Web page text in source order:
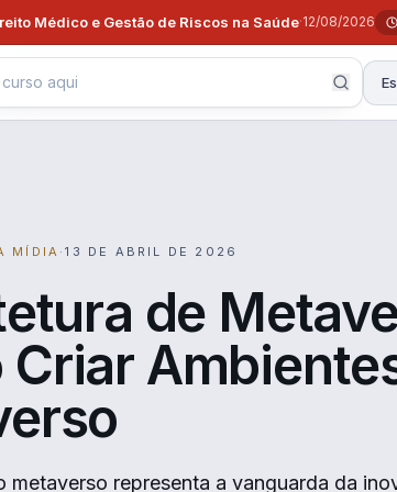
Médico e Gestão de Riscos na Saúde·12/08/2026
MÍDIA ·13 DE ABRIL DE 2026
de
Criar
metaverso representa a vanguarda da